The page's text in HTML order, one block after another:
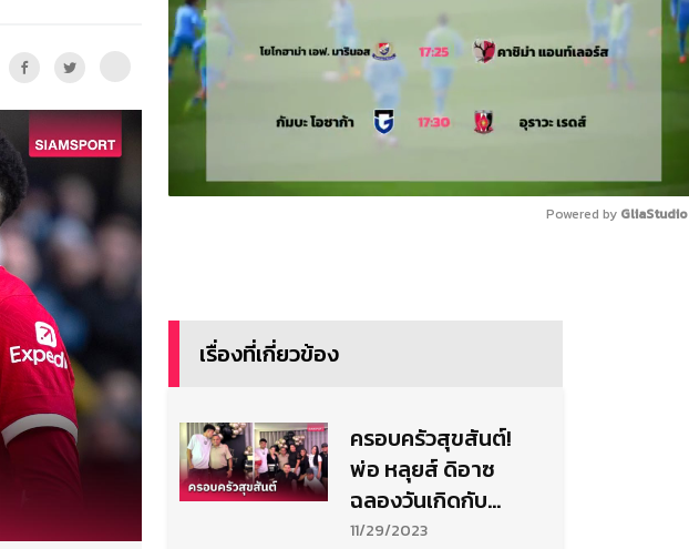
Powered by
เรื่องที่เกี่ยวข้อง
ครอบครัวสุขสันต์!
พ่อ หลุยส์ ดิอาซ
ฉลองวันเกิดกับ
ลูกชายที่อังกฤษ
11/29/2023